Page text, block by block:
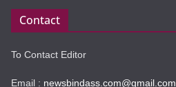
Contact
To Contact Editor
Email : newsbindass.com@gmail.com